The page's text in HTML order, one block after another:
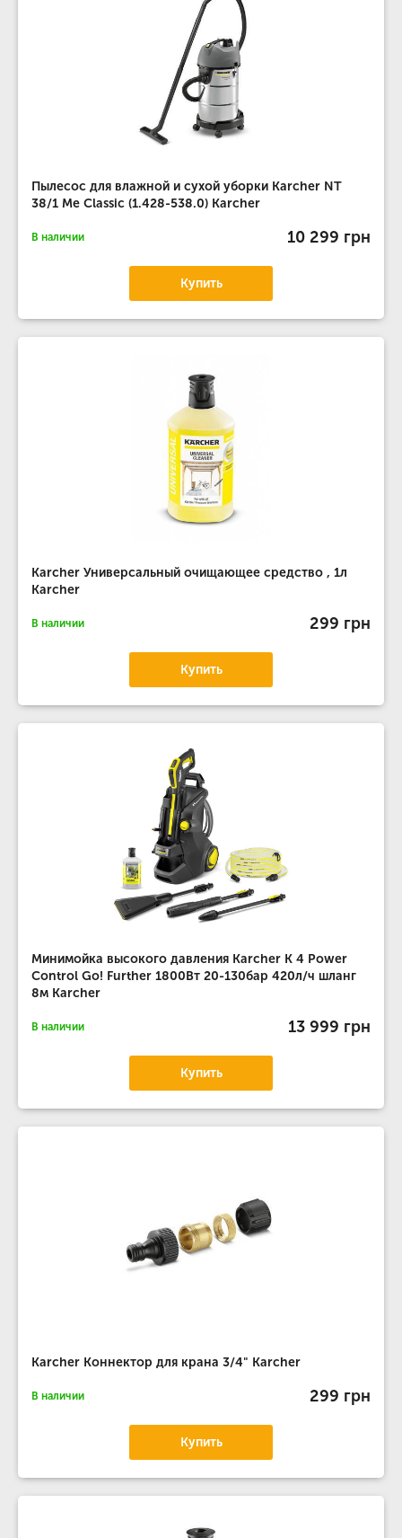
Пылесос для влажной и сухой уборки Karcher NT
38/1 Me Classic (1.428-538.0) Karcher
В наличии 10 299 грн
Купить
Karcher Универсальный очищающее средство , 1л
Karcher
В наличии 299 грн
Купить
Минимойка высокого давления Karcher K 4 Power
Control Go! Further 1800Вт 20-130бар 420л/ч шланг
8м Karcher
В наличии 13 999 грн
Купить
Karcher Коннектор для крана 3/4" Karcher
В наличии 299 грн
Купить